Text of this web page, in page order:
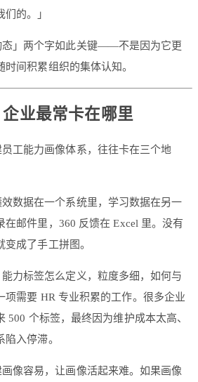
的。」
态」两个字如此关键——不是因为它更
间积累组织的集体认知。
业最常卡在哪里
工能力画像体系，往往卡在三个地
数据在一个系统里，学习数据在另一
在邮件里，360 反馈在 Excel 里。没有
成了手工拼图。
能力标签怎么定义，粒度多细，如何与
项需要 HR 专业积累的工作。很多企业
500 个标签，最终因为维护成本太高、
入停滞。
像容易，让画像活起来难。如果画像